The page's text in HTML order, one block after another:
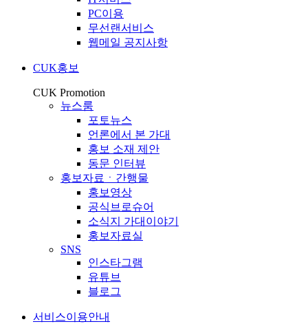
PC이용
무선랜서비스
웹메일 공지사항
CUK홍보
CUK Promotion
뉴스룸
포토뉴스
언론에서 본 가대
홍보 소재 제안
동문 인터뷰
홍보자료ㆍ간행물
홍보영상
공식브로슈어
소식지 가대이야기
홍보자료실
SNS
인스타그램
유튜브
블로그
서비스이용안내